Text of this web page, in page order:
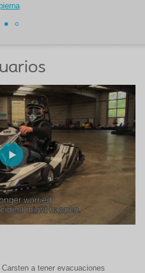
Carsten a tener evacuaciones